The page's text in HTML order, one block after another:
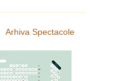
Arhiva Spectacole